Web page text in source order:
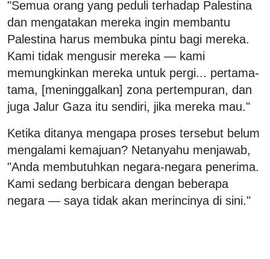
"Semua orang yang peduli terhadap Palestina
dan mengatakan mereka ingin membantu
Palestina harus membuka pintu bagi mereka.
Kami tidak mengusir mereka — kami
memungkinkan mereka untuk pergi... pertama-
tama, [meninggalkan] zona pertempuran, dan
juga Jalur Gaza itu sendiri, jika mereka mau."
Ketika ditanya mengapa proses tersebut belum
mengalami kemajuan? Netanyahu menjawab,
"Anda membutuhkan negara-negara penerima.
Kami sedang berbicara dengan beberapa
negara — saya tidak akan merincinya di sini."